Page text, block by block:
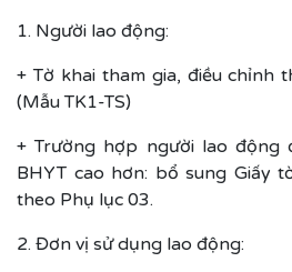
1. Người lao động:
+ Tờ khai tham gia, điều chỉnh
(Mẫu TK1-TS)
+ Trường hợp người lao động
BHYT cao hơn: bổ sung Giấy
theo Phụ lục 03.
2. Đơn vị sử dụng lao động: